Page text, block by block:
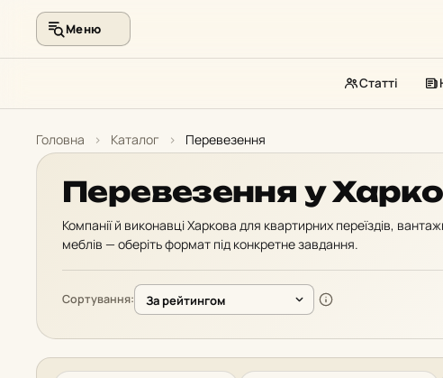
контенту
Меню
Статті
Головна › Каталог › Перевезення
Перевезення у
Компанії й виконавці Харкова для квартирних переїздів,
меблів — оберіть формат під конкретне завдання.
Сортування: